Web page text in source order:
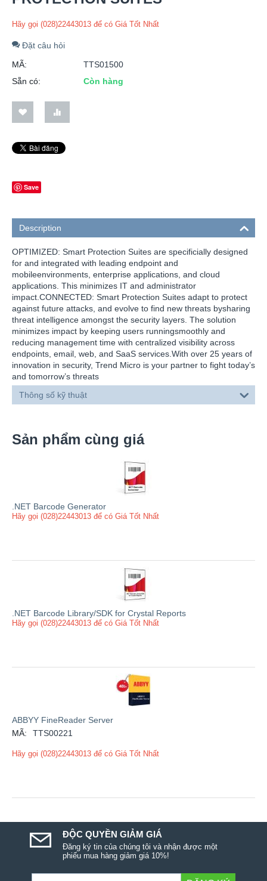
Hãy gọi (028)22443013 để có Giá Tốt Nhất
Đặt câu hỏi
MÃ:
TTS01500
Sẵn có:
Còn hàng
Save
Description
OPTIMIZED: Smart Protection Suites are specificially designed
for and integrated with leading endpoint and
mobileenvironments, enterprise applications, and cloud
applications. This minimizes IT and administrator
impact.CONNECTED: Smart Protection Suites adapt to protect
against future attacks, and evolve to find new threats bysharing
threat intelligence amongst the security layers. The solution
minimizes impact by keeping users runningsmoothly and
reducing management time with centralized visibility across
endpoints, email, web, and SaaS services.With over 25 years of
innovation in security, Trend Micro is your partner to fight today’s
and tomorrow’s threats
Thông số kỹ thuật
Sản phẩm cùng giá
.NET Barcode Generator
Hãy gọi (028)22443013 để có Giá Tốt Nhất
.NET Barcode Library/SDK for Crystal Reports
Hãy gọi (028)22443013 để có Giá Tốt Nhất
ABBYY FineReader Server
MÃ:
TTS00221
Hãy gọi (028)22443013 để có Giá Tốt Nhất
ĐỘC QUYỀN GIẢM GIÁ
Đăng ký tin của chúng tôi và nhận được một
phiếu mua hàng giảm giá 10%!